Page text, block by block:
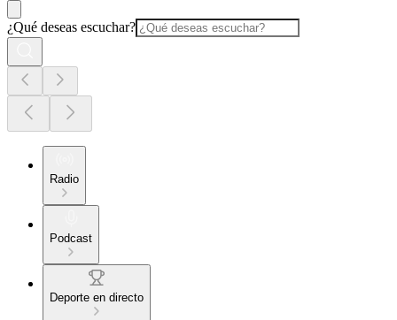
¿Qué deseas escuchar?
Radio
Podcast
Deporte en directo